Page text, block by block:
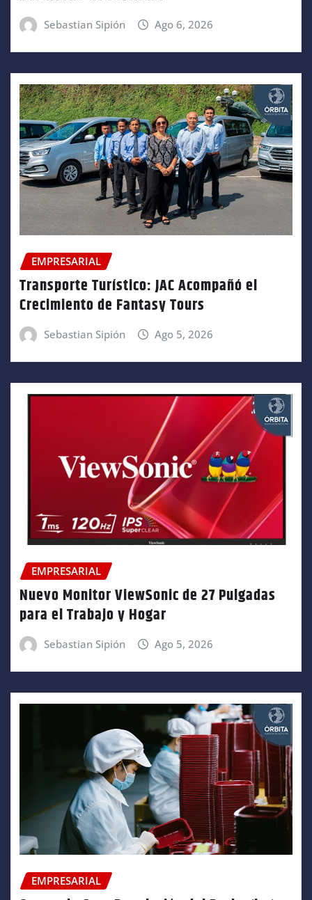
Sebastian Sipión Ago 6, 2026
EMPRESARIAL
Transporte Turístico: JAC Acompañó el
Crecimiento de Fantasy Tours
Sebastian Sipión Ago 5, 2026
EMPRESARIAL
Nuevo Monitor ViewSonic de 27 Pulgadas
para el Trabajo y Hogar
Sebastian Sipión Ago 5, 2026
EMPRESARIAL